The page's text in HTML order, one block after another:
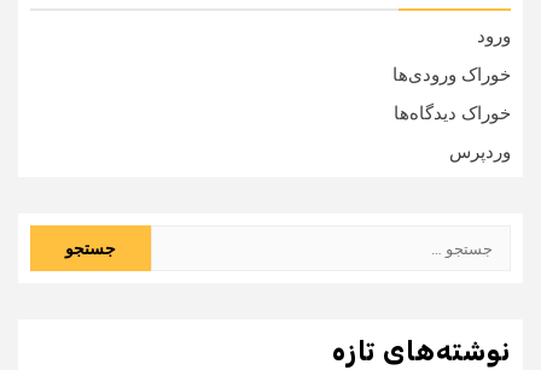
ورود
خوراک ورودی‌ها
خوراک دیدگاه‌ها
وردپرس
نوشته‌های تازه